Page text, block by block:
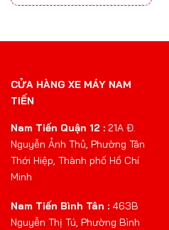
38.500.000 ₫
CỬA HÀNG XE MÁY NAM
TIẾN
Nam Tiến Quận 12 : 21A Đ.
Nguyễn Ảnh Thủ, Phường Tân
Thới Hiệp, Thành phố Hồ Chí
Minh
Nam Tiến Bình Tân : 463B
Nguyễn Thị Tú, Phường Bình